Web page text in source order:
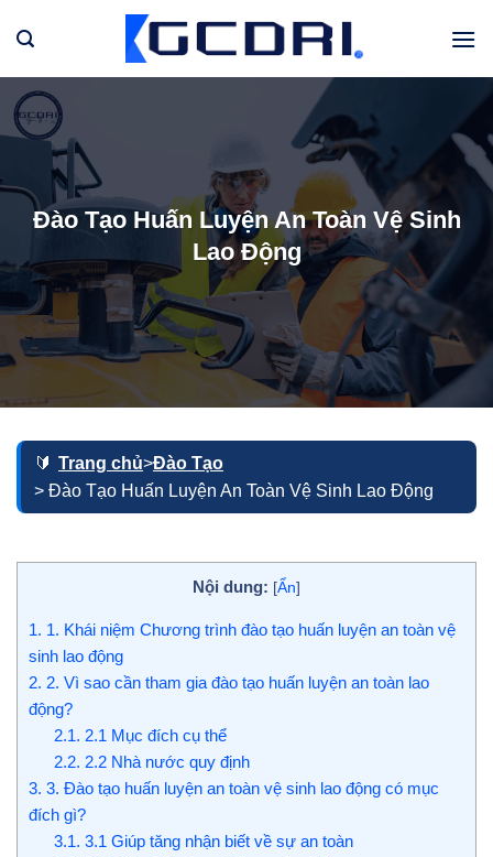
qua
dung
Đào Tạo Huấn Luyện An Toàn Vệ Sinh
Lao Động
Trang chủ>Đào Tạo
> Đào Tạo Huấn Luyện An Toàn Vệ Sinh Lao Động
Nội dung: [Ẩn]
1. 1. Khái niệm Chương trình đào tạo huấn luyện an toàn vệ
sinh lao động
2. 2. Vì sao cần tham gia đào tạo huấn luyện an toàn lao
động?
2.1. 2.1 Mục đích cụ thể
2.2. 2.2 Nhà nước quy định
3. 3. Đào tạo huấn luyện an toàn vệ sinh lao động có mục
đích gì?
3.1. 3.1 Giúp tăng nhận biết về sự an toàn